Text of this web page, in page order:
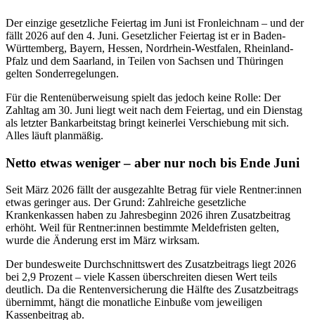
Der einzige gesetzliche Feiertag im Juni ist Fronleichnam – und der
fällt 2026 auf den 4. Juni. Gesetzlicher Feiertag ist er in Baden-
Württemberg, Bayern, Hessen, Nordrhein-Westfalen, Rheinland-
Pfalz und dem Saarland, in Teilen von Sachsen und Thüringen
gelten Sonderregelungen.
Für die Rentenüberweisung spielt das jedoch keine Rolle: Der
Zahltag am 30. Juni liegt weit nach dem Feiertag, und ein Dienstag
als letzter Bankarbeitstag bringt keinerlei Verschiebung mit sich.
Alles läuft planmäßig.
Netto etwas weniger – aber nur noch bis Ende Juni
Seit März 2026 fällt der ausgezahlte Betrag für viele Rentner:innen
etwas geringer aus. Der Grund: Zahlreiche gesetzliche
Krankenkassen haben zu Jahresbeginn 2026 ihren Zusatzbeitrag
erhöht. Weil für Rentner:innen bestimmte Meldefristen gelten,
wurde die Änderung erst im März wirksam.
Der bundesweite Durchschnittswert des Zusatzbeitrags liegt 2026
bei 2,9 Prozent – viele Kassen überschreiten diesen Wert teils
deutlich. Da die Rentenversicherung die Hälfte des Zusatzbeitrags
übernimmt, hängt die monatliche Einbuße vom jeweiligen
Kassenbeitrag ab.